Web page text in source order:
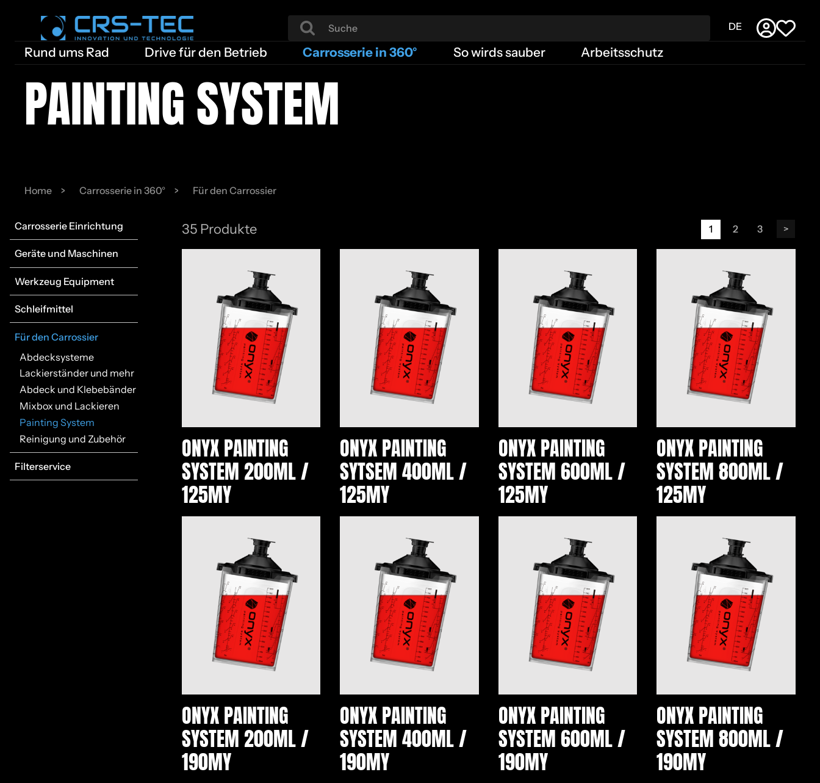
Rund ums Rad Drive für den Betrieb Carrosserie in 360° So wirds sauber Arbeitsschutz
PAIN­TING SYS­TEM
Home Carrosserie in 360° Für den Carrossier
Carrosserie Einrichtung
Geräte und Maschinen
Werkzeug Equipment
Schleifmittel
Für den Carrossier
Abdecksysteme
Lackierständer und mehr
Abdeck und Klebebänder
Mixbox und Lackieren
Painting System
Reinigung und Zubehör
Filterservice
35 Produkte 1 2 3 >
ONYX PAINTING
SYSTEM 200ML /
125MY
ONYX PAINTING
SYTSEM 400ML /
125MY
ONYX PAINTING
SYSTEM 600ML /
125MY
ONYX PAINTING
SYSTEM 800ML /
125MY
ONYX PAINTING
SYSTEM 200ML /
190MY
ONYX PAINTING
SYSTEM 400ML /
190MY
ONYX PAINTING
SYSTEM 600ML /
190MY
ONYX PAINTING
SYSTEM 800ML /
190MY